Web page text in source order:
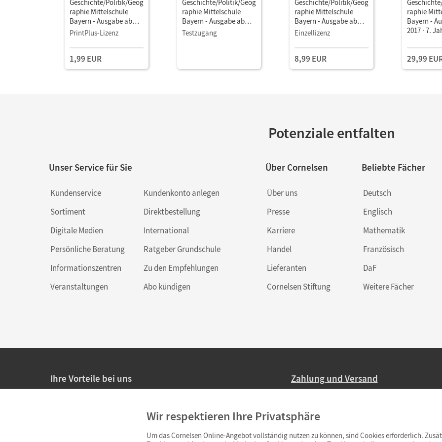
Geschichte/Politik/Geog
raphie Mittelschule
Bayern - Ausgabe ab
2017 · 7. Jahrgangsstufe
PrintPlus-Lizenz
1,99 EUR
Geschichte/Politik/Geog
raphie Mittelschule
Bayern - Ausgabe ab
2017 · 7. Jahrgangsstufe
• Schulbuch als E-Book
Testzugang
Geschichte/Politik/Geog
raphie Mittelschule
Bayern - Ausgabe ab
2017 · 7. Jahrgangsstufe
Einzellizenz
8,99 EUR
raphie
Bayern -
2017 · 7.
29,99
Potenziale entfalten
Unser Service für Sie
Kundenservice
Sortiment
Digitale Medien
Persönliche Beratung
Informationszentren
Veranstaltungen
Kundenkonto anlegen
Direktbestellung
International
Ratgeber Grundschule
Zu den Empfehlungen
Abo kündigen
Über Cornelsen
Über uns
Presse
Karriere
Handel
Lieferanten
Cornelsen Stiftung
Beliebte Fächer
Deutsch
Englisch
Mathematik
Französisch
DaF
Weitere Fächer
Ihre Vorteile bei uns
Persönliche Angebote für Lehrkräfte
Zahlung und Versand
Ab 59,– EUR Bestellwert liefern wir
(Lieferung in 3–6 Tagen).
Wir respektieren Ihre Privatsphäre
Um das Cornelsen Online-Angebot vollständig nutzen zu können, sind Cookies erforderlich.